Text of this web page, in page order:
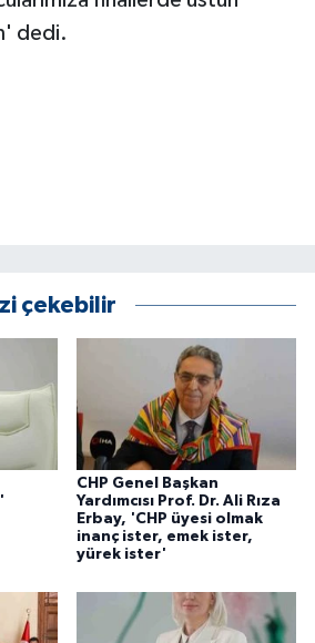
dedi.
çekebilir
CHP Genel Başkan
Yardımcısı Prof. Dr. Ali Rıza
Erbay, 'CHP üyesi olmak
inanç ister, emek ister,
yürek ister'